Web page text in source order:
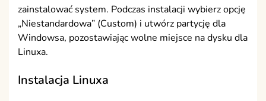
zainstalować system. Podczas instalacji wybierz opcję
„Niestandardowa” (Custom) i utwórz partycję dla
Windowsa, pozostawiając wolne miejsce na dysku dla
Linuxa.
Instalacja Linuxa